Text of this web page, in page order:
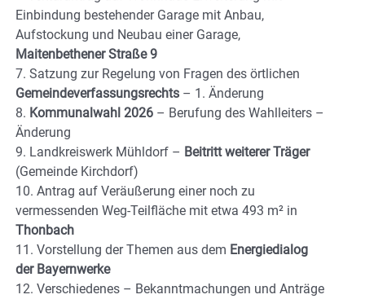
Einbindung bestehender Garage mit Anbau,
Aufstockung und Neubau einer Garage,
Maitenbethener Straße 9
7. Satzung zur Regelung von Fragen des örtlichen
Gemeindeverfassungsrechts – 1. Änderung
8. Kommunalwahl 2026 – Berufung des Wahlleiters –
Änderung
9. Landkreiswerk Mühldorf – Beitritt weiterer Träger
(Gemeinde Kirchdorf)
10. Antrag auf Veräußerung einer noch zu
vermessenden Weg-Teilfläche mit etwa 493 m² in
Thonbach
11. Vorstellung der Themen aus dem Energiedialog
der Bayernwerke
12. Verschiedenes – Bekanntmachungen und Anträge